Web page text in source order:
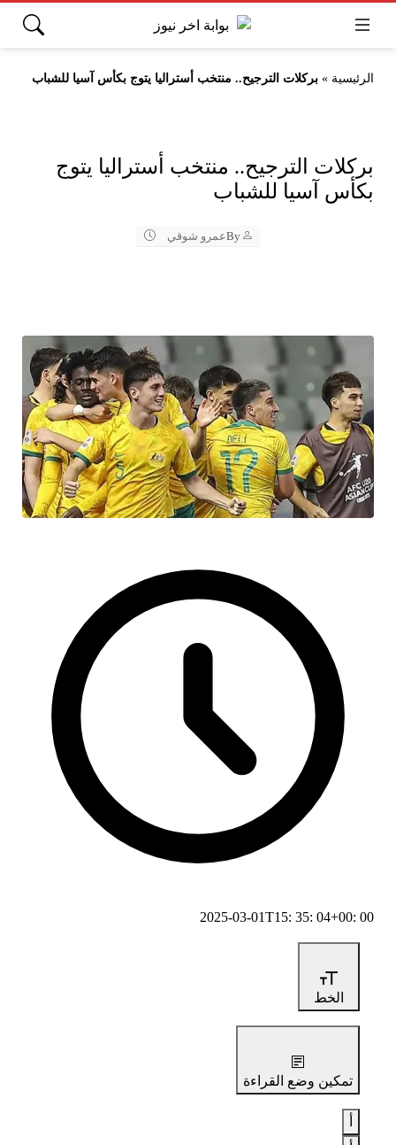
الرئيسية » بركلات الترجيح.. منتخب أستراليا يتوج بكأس آسيا للشباب
بركلات الترجيح.. منتخب أستراليا يتوج
بكأس آسيا للشباب
Byعمرو شوقي
2025-03-01T15: 35: 04+00: 00
الخط
تمكين وضع القراءة